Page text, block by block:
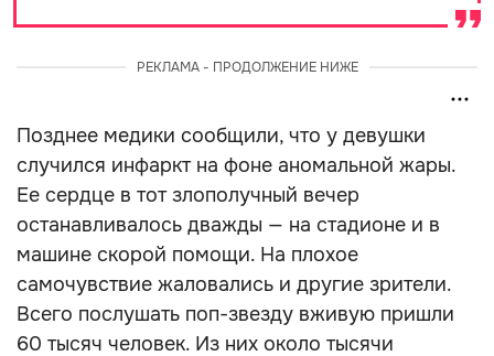
РЕКЛАМА - ПРОДОЛЖЕНИЕ НИЖЕ
Позднее медики сообщили, что у девушки
случился инфаркт на фоне аномальной жары.
Ее сердце в тот злополучный вечер
останавливалось дважды — на стадионе и в
машине скорой помощи. На плохое
самочувствие жаловались и другие зрители.
Всего послушать поп-звезду вживую пришли
60 тысяч человек. Из них около тысячи